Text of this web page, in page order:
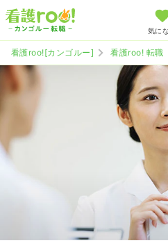
気に
看護roo![カンゴルー] 看護roo! 転職